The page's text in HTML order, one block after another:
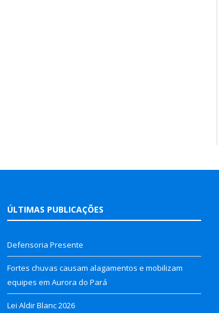
ÚLTIMAS PUBLICAÇÕES
Defensoria Presente
Fortes chuvas causam alagamentos e mobilizam
equipes em Aurora do Pará
Lei Aldir Blanc 2026